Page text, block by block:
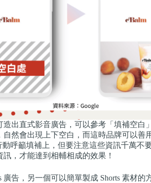
出直式影音廣告，可以參考「填補空白
然會出現上下空白，而這時品牌可以善
呼籲填補上，但要注意這些資訊千萬不
，才能達到相輔相成的效果！
廣告，另一個可以簡單製成 Shorts 素材